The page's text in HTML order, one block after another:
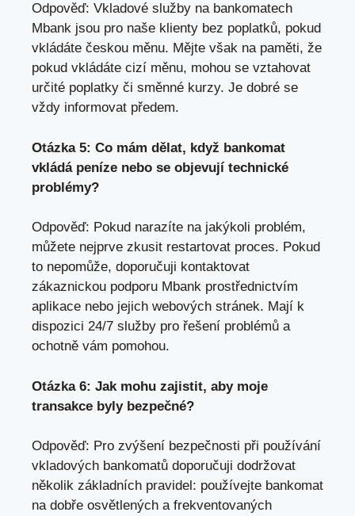
Odpověď: Vkladové služby na bankomatech
Mbank jsou pro naše klienty bez poplatků, pokud
vkládáte českou měnu. Mějte však na paměti, že
pokud vkládáte cizí měnu, mohou se vztahovat
určité poplatky či směnné kurzy. Je dobré se
vždy informovat předem.
Otázka 5: Co mám dělat, když bankomat
vkládá peníze nebo se objevují technické
problémy?
Odpověď: Pokud narazíte na jakýkoli problém,
můžete nejprve zkusit restartovat proces. Pokud
to nepomůže, doporučuji kontaktovat
zákaznickou podporu Mbank prostřednictvím
aplikace nebo jejich webových stránek. Mají k
dispozici 24/7 služby pro řešení problémů a
ochotně vám pomohou.
Otázka 6: Jak mohu zajistit, aby moje
transakce byly bezpečné?
Odpověď: Pro zvýšení bezpečnosti při používání
vkladových bankomatů doporučuji dodržovat
několik základních pravidel: používejte bankomat
na dobře osvětlených a frekventovaných